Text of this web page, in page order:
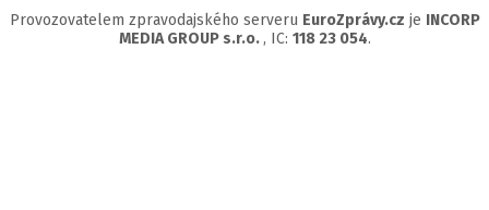
Provozovatelem zpravodajského serveru EuroZprávy.cz je INCORP
MEDIA GROUP s.r.o. , IC: 118 23 054.